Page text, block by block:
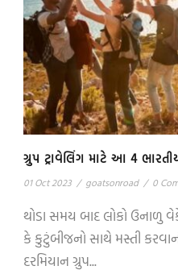
ગ્રુપ ટ્રાવેલિંગ માટે આ 4
01 Oct 2023 / goatsonroad / 0
થોડા સમય બાદ લોકો ઉનાળુ
કે કુટુંબીજનો સાથે મસ્તી
દરમિયાન ગ્રુપ...